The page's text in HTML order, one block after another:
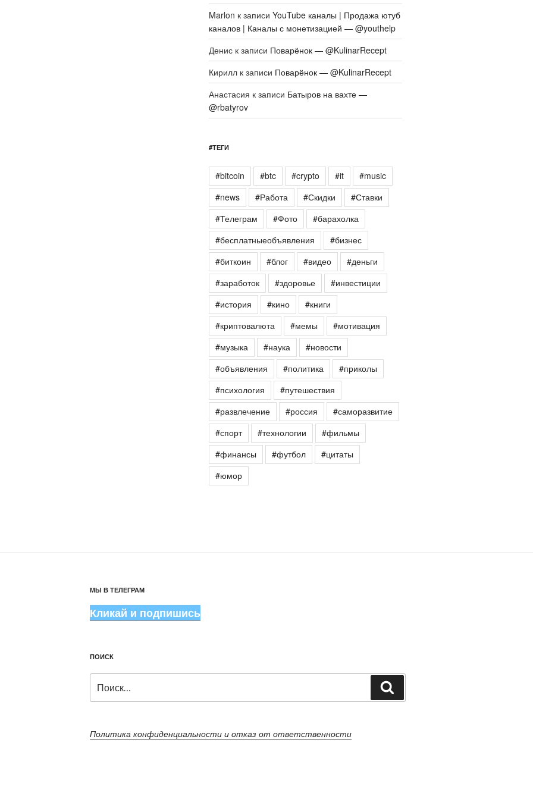
Marlon к записи YouTube каналы | Продажа ютуб
каналов | Каналы с монетизацией — @youthelp
Дениск записи Поварёнок — @KulinarRecept
Кириллк записи Поварёнок — @KulinarRecept
Анастасия к записи Батыров на вахте —
@rbatyrov
#ТЕГИ
#bitcoin #btc #crypto #it
#music
#news
#Работа #Скидки
#Ставки
#Телеграм
#Фото
#барахолка
#бесплатныеобъявления
#бизнес
#биткоин
#блог #видео
#деньги
#заработок
#здоровье
#инвестиции
#история
#кино
#книги
#криптовалюта
#мемы
#мотивация
#музыка
#наука
#новости
#объявления
#политика
#приколы
#психология
#путешествия
#развлечение
#россия
#саморазвитие
#спорт
#технологии
#фильмы
#финансы
#футбол
#цитаты
#юмор
МЫ В ТЕЛЕГРАМ
Кликай и подпишись
ПОИСК
Политика конфиденциальности и отказ от ответственности